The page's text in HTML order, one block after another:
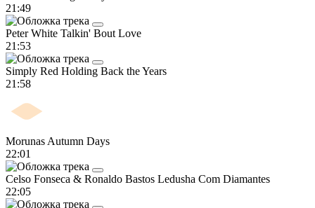
21:49
Peter White Talkin' Bout Love
21:53
Simply Red Holding Back the Years
21:58
Morunas Autumn Days
22:01
Celso Fonseca & Ronaldo Bastos Ledusha Com Diamantes
22:05